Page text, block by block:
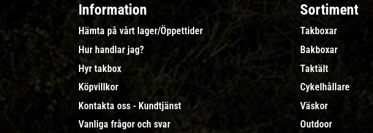
Information
Hämta på vårt lager/Öppettider
Hur handlar jag?
Hyr takbox
Köpvillkor
Kontakta oss - Kundtjänst
Vanliga frågor och svar
Sortiment
Takboxar
Bakboxar
Taktält
Cykelhållare
Väskor
Outdoor